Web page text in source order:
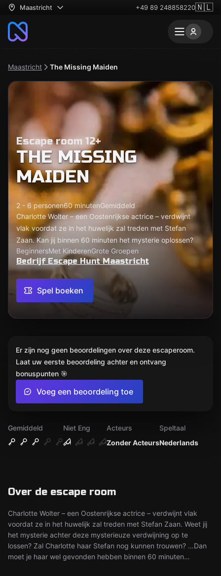
Maastricht +49 89 248858220🇳🇱
Maastricht The Missing Maiden
Escape room 12+
THE MISSING
MAIDEN
2 - 6 personen60 minutenGemiddeld
Charlotte Wolter – een Oostenrijkse actrice – verdwijnt
vlak voordat ze in het huwelijk zal treden met Stefan
Zaan. Kan jij binnen 60 minuten het mysterie oplossen?
BeginnersMet KinderenGrote Groepen
Bedrijf Escape Hunt Maastricht
Spel boeken
Gemiddeld
Niet Eng
Zonder Acteurs
Acteurs
Nederlands
Speltaal
Over de escape room
Charlotte Wolter – een Oostenrijkse actrice – verdwijnt vlak
voordat ze in het huwelijk zal treden met Stefan Zaan. Weet jij
het mysterie achter deze mysterieuze verdwijning op te
lossen? Zal Charlotte haar Stefan nog kunnen trouwen? …Dan
moet je haar wel gevonden hebben binnen 60 minuten…
Er zijn nog geen beoordelingen over deze escaperoom.
Laat uw eerste beoordeling achter en ontvang
bonuspunten 🎯
Voeg een beoordeling toe